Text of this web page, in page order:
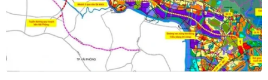
09/08/2026 02:26
Khủng hoảng nắng nóng đẩy 34 tỉnh
của Pháp vào mức nguy cơ cháy